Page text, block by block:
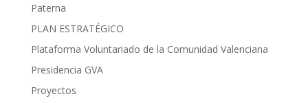
Paterna
PLAN ESTRATÉGICO
Plataforma Voluntariado de la Comunidad Valenciana
Presidencia GVA
Proyectos